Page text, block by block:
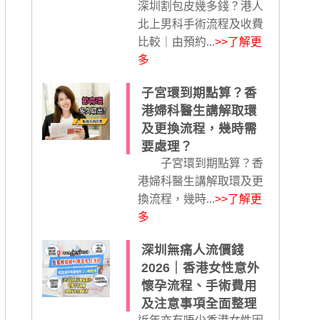
深圳割包皮幾多錢？港人
北上男科手術流程及收費
比較｜由預約...>>了解更
多
子宮環到期點算？香
港婦科醫生講解取環
及更換流程，幾時需
要處理？
子宮環到期點算？香
港婦科醫生講解取環及更
換流程，幾時...>>了解更
多
深圳無痛人流價錢
2026｜香港女性意外
懷孕流程、手術費用
及注意事項全面整理